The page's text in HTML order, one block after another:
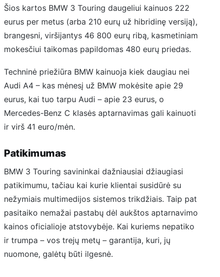
Šios kartos BMW 3 Touring daugeliui kainuos 222
eurus per metus (arba 210 eurų už hibridinę versiją),
brangesni, viršijantys 46 800 eurų ribą, kasmetiniam
mokesčiui taikomas papildomas 480 eurų priedas.
Techninė priežiūra BMW kainuoja kiek daugiau nei
Audi A4 – kas mėnesį už BMW mokėsite apie 29
eurus, kai tuo tarpu Audi – apie 23 eurus, o
Mercedes-Benz C klasės aptarnavimas gali kainuoti
ir virš 41 euro/mėn.
Patikimumas
BMW 3 Touring savininkai dažniausiai džiaugiasi
patikimumu, tačiau kai kurie klientai susidūrė su
nežymiais multimedijos sistemos trikdžiais. Taip pat
pasitaiko nemažai pastabų dėl aukštos aptarnavimo
kainos oficialioje atstovybėje. Kai kuriems nepatiko
ir trumpa – vos trejų metų – garantija, kuri, jų
nuomone, galėtų būti ilgesnė.